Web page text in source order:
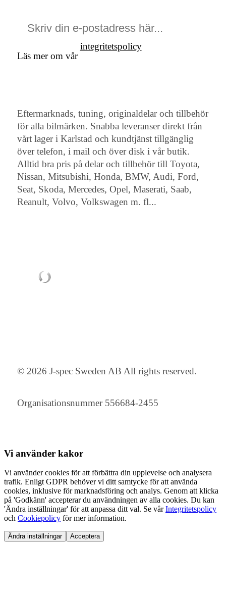
Läs mer om vår
integritetspolicy
Eftermarknads, tuning, originaldelar och tillbehör
för alla bilmärken. Snabba leveranser direkt från
vårt lager i Karlstad och kundtjänst tillgänglig
över telefon, i mail och över disk i vår butik.
Alltid bra pris på delar och tillbehör till Toyota,
Nissan, Mitsubishi, Honda, BMW, Audi, Ford,
Seat, Skoda, Mercedes, Opel, Maserati, Saab,
Reanult, Volvo, Volkswagen m. fl...
© 2026 J-spec Sweden AB All rights reserved.
Organisationsnummer 556684-2455
Vi använder kakor
Vi använder cookies för att förbättra din upplevelse och analysera
trafik. Enligt GDPR behöver vi ditt samtycke för att använda
cookies, inklusive för marknadsföring och analys. Genom att klicka
på 'Godkänn' accepterar du användningen av alla cookies. Du kan
'Ändra inställningar' för att anpassa ditt val. Se vårIntegritetspolicy
och Cookiepolicy för mer information.
Ändra inställningar Acceptera